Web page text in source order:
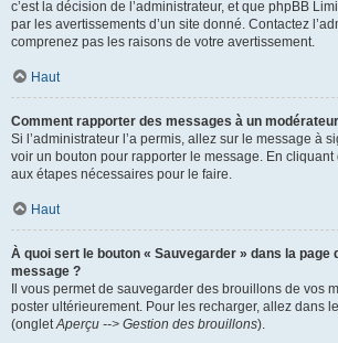
c’est la décision de l’administrateur, et que phpBB
par les avertissements d’un site donné. Contactez
comprenez pas les raisons de votre avertissement.
Haut
Comment rapporter des messages à un
Si l’administrateur l’a permis, allez sur le message à
voir un bouton pour rapporter le message. En
aux étapes nécessaires pour le faire.
Haut
À quoi sert le bouton « Sauvegarder » dans la page
message ?
Il vous permet de sauvegarder des brouillons de vos
poster ultérieurement. Pour les recharger, allez dans
(ongletAperçu --> Gestion des brouillons).